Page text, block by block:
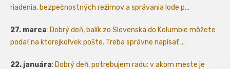
riadenia, bezpečnostných režimov a správania lode p...
27. marca: Dobrý deň, balík zo Slovenska do Kolumbie môžete
podať na ktorejkoľvek pošte. Treba správne napísať ...
22. januára: Dobrý deň, potrebujem radu: v akom meste je